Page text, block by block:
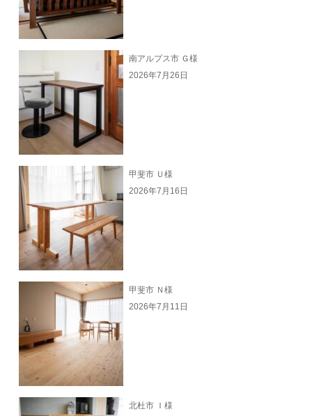
南アルプス市 Ｇ様
2026年7月26日
甲斐市 Ｕ様
2026年7月16日
甲斐市 Ｎ様
2026年7月11日
北杜市 Ｉ様